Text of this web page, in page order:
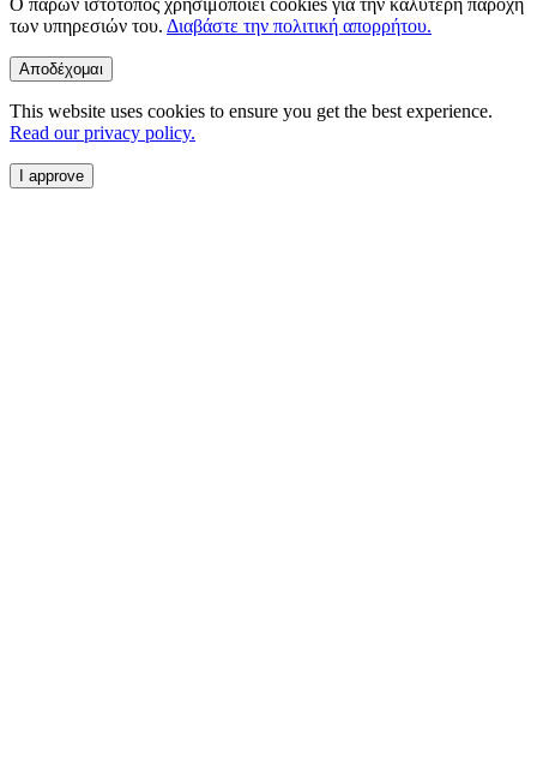
Ο παρών ιστότοπος χρησιμοποιεί cookies για την καλύτερη παροχή
των υπηρεσιών του. Διαβάστε την πολιτική απορρήτου.
Αποδέχομαι
This website uses cookies to ensure you get the best experience.
Read our privacy policy.
I approve